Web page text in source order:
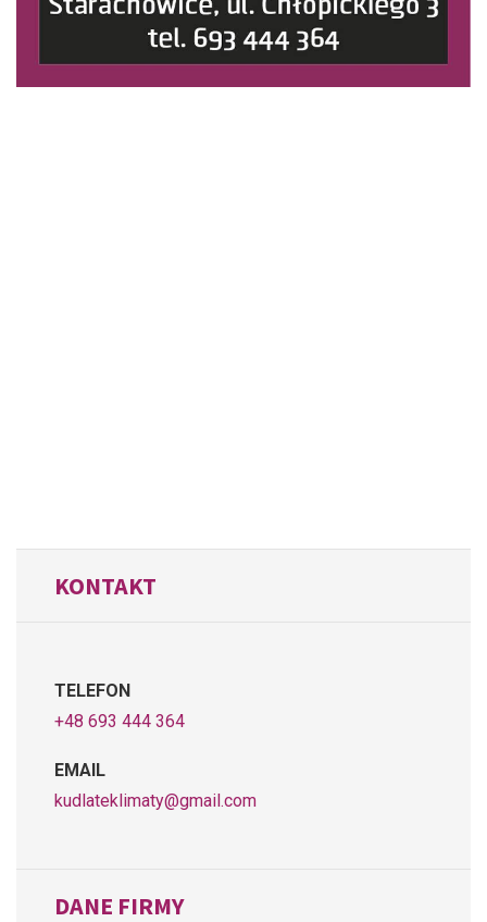
KONTAKT
TELEFON
+48 693 444 364
EMAIL
kudlateklimaty@gmail.com
DANE FIRMY